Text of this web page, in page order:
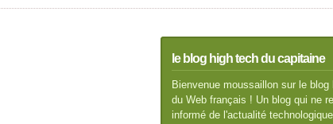
le blog high tech du capitaine
Bienvenue moussaillon sur le
du Web français ! Un blog qui ne
informé de l'actualité